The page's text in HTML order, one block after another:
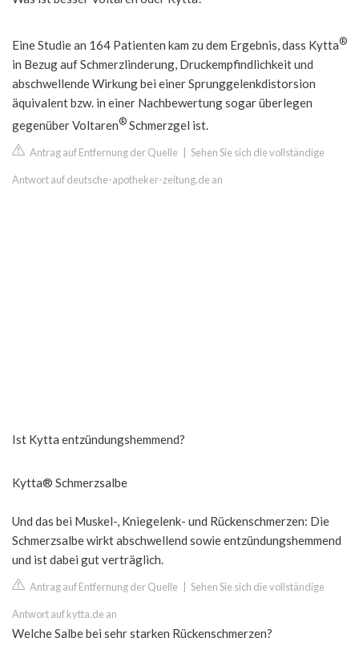
Eine Studie an 164 Patienten kam zu dem Ergebnis, dass Kytta®
in Bezug auf Schmerzlinderung, Druckempfindlichkeit und
abschwellende Wirkung bei einer Sprunggelenkdistorsion
äquivalent bzw. in einer Nachbewertung sogar überlegen
gegenüber Voltaren® Schmerzgel ist.
Antrag auf Entfernung der Quelle Sehen Sie sich die vollständige
Antwort auf deutsche-apotheker-zeitung.de an
Ist Kytta entzündungshemmend?
Kytta® Schmerzsalbe
Und das bei Muskel-, Kniegelenk- und Rückenschmerzen: Die
Schmerzsalbe wirkt abschwellend sowie entzündungshemmend
und ist dabei gut verträglich.
Antrag auf Entfernung der Quelle Sehen Sie sich die vollständige
Antwort auf kytta.de an
Welche Salbe bei sehr starken Rückenschmerzen?